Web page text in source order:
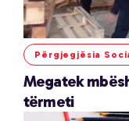
Përgjegjësia
Megatek
tërmeti